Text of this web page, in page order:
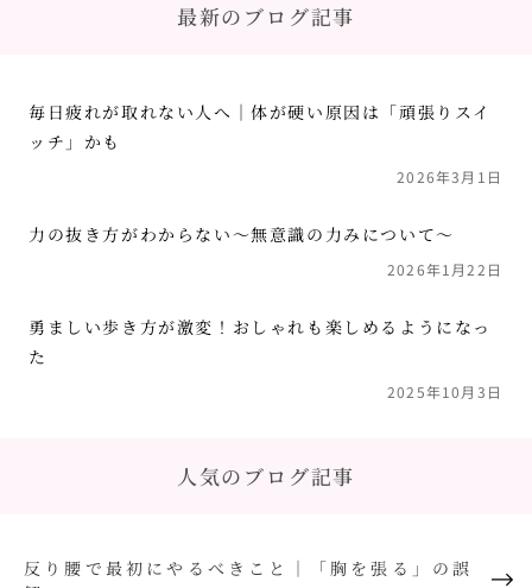
最新のブログ記事
毎日疲れが取れない人へ｜体が硬い原因は「頑張りスイ
ッチ」かも
2026年3月1日
力の抜き方がわからない〜無意識の力みについて〜
2026年1月22日
勇ましい歩き方が激変！おしゃれも楽しめるようになっ
た
2025年10月3日
人気のブログ記事
反り腰で最初にやるべきこと｜「胸を張る」の誤